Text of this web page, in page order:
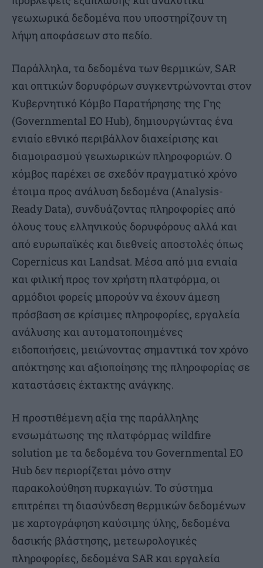
γεωχωρικά δεδομένα που υποστηρίζουν τη
λήψη αποφάσεων στο πεδίο.
Παράλληλα, τα δεδομένα των θερμικών, SAR
και οπτικών δορυφόρων συγκεντρώνονται στον
Κυβερνητικό Κόμβο Παρατήρησης της Γης
(Governmental EO Hub), δημιουργώντας ένα
ενιαίο εθνικό περιβάλλον διαχείρισης και
διαμοιρασμού γεωχωρικών πληροφοριών. Ο
κόμβος παρέχει σε σχεδόν πραγματικό χρόνο
έτοιμα προς ανάλυση δεδομένα (Analysis-
Ready Data), συνδυάζοντας πληροφορίες από
όλους τους ελληνικούς δορυφόρους αλλά και
από ευρωπαϊκές και διεθνείς αποστολές όπως
Copernicus και Landsat. Μέσα από μια ενιαία
και φιλική προς τον χρήστη πλατφόρμα, οι
αρμόδιοι φορείς μπορούν να έχουν άμεση
πρόσβαση σε κρίσιμες πληροφορίες, εργαλεία
ανάλυσης και αυτοματοποιημένες
ειδοποιήσεις, μειώνοντας σημαντικά τον χρόνο
απόκτησης και αξιοποίησης της πληροφορίας σε
καταστάσεις έκτακτης ανάγκης.
Η προστιθέμενη αξία της παράλληλης
ενσωμάτωσης της πλατφόρμας wildfire
solution με τα δεδομένα του Governmental EO
Hub δεν περιορίζεται μόνο στην
παρακολούθηση πυρκαγιών. Το σύστημα
επιτρέπει τη διασύνδεση θερμικών δεδομένων
με χαρτογράφηση καύσιμης ύλης, δεδομένα
δασικής βλάστησης, μετεωρολογικές
πληροφορίες, δεδομένα SAR και εργαλεία